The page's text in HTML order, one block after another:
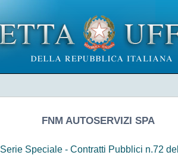
FNM AUTOSERVIZI SPA
Serie Speciale - Contratti Pubblici n.72